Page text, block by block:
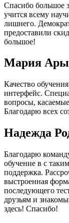
Спасибо большое
учится всему
лишнего.
предоставили
большое!
Мария
Качество
интерфейс.
вопросы,
Благодарю всех
Надежда
Благодарю
обучение в с
поддержка.
выстроенная
последующего
друзьям и
здесь! Спасибо!